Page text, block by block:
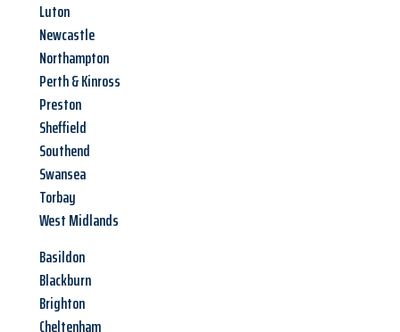
Luton
Newcastle
Northampton
Perth & Kinross
Preston
Sheffield
Southend
Swansea
Torbay
West Midlands
Basildon
Blackburn
Brighton
Cheltenham